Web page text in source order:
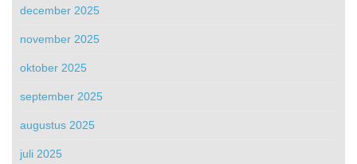
december 2025
november 2025
oktober 2025
september 2025
augustus 2025
juli 2025